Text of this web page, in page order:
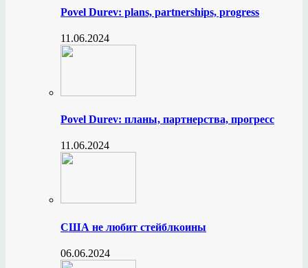
Povel Durev: plans, partnerships, progress
11.06.2024
Povel Durev: планы, партнерства, прогресс
11.06.2024
США не любит стейблкоины
06.06.2024